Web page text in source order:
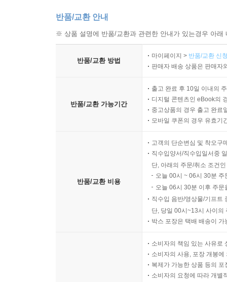
반품/교환 안내
※ 상품 설명에 반품/교환과 관련한 안내가 있는경우 아
반품/교환 방법
마이페이지 > 반품/교환 신
판매자 배송 상품은 판매자
반품/교환 가능기간
출고 완료 후 10일 이내의
디지털 콘텐츠인 eBook의
중고상품의 경우 출고 완료
모바일 쿠폰의 경우 유효기
반품/교환 비용
고객의 단순변심 및 착오구
직수입양서/직수입일서중
단, 아래의 주문/취소 조건
오늘 00시 ~ 06시 30분
오늘 06시 30분 이후 주
직수입 음반/영상물/기프트
단, 당일 00시~13시 사이의
박스 포장은 택배 배송이
소비자의 책임 있는 사유로
소비자의 사용, 포장 개봉
복제가 가능한 상품 등의
소비자의 요청에 따라 개별